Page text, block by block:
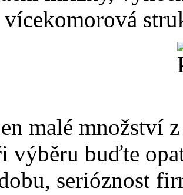
vícekomorová
malé množství
výběru buďte
serióznost